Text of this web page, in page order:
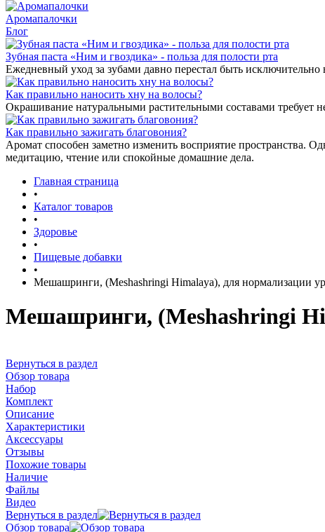
Аромапалочки
Блог
Зубная паста «Ним и гвоздика» - польза для полости рта
Ежедневный уход за зубами давно перестал быть исключительно
Как правильно наносить хну на волосы?
Окрашивание натуральными растительными составами требует
Как правильно зажигать благовония?
Аромат способен заметно изменить восприятие пространства.
медитацию, чтение или спокойные домашние дела.
Главная страница
•
Каталог товаров
•
Здоровье
•
Пищевые добавки
•
Мешашринги, (Meshashringi Himalaya), для нормализации
Мешашринги, (Meshashringi
Вернуться в раздел
Обзор товара
Набор
Комплект
Описание
Характеристики
Аксессуары
Отзывы
Похожие товары
Наличие
Файлы
Видео
Вернуться в раздел
Обзор товара